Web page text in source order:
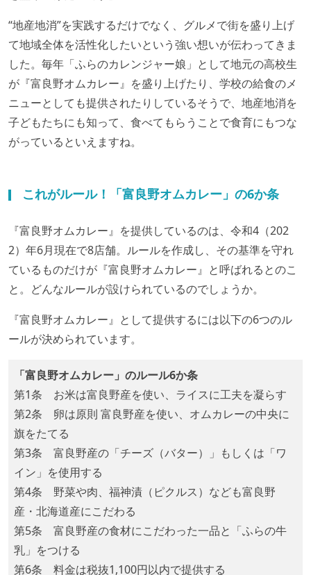
“地産地消”を実践するだけでなく、グルメで街を盛り上げ
て地域全体を活性化したいという強い想いが伝わってきま
した。毎年「ふらのカレンジャー娘」として地元の高校生
が『富良野オムカレー』を盛り上げたり、学校の給食のメ
ニューとしても提供されたりしているそうで、地産地消を
子どもたちにも知って、食べてもらうことで食育にもつな
がっているといえますね。
これがルール！「富良野オムカレー」の6か条
『富良野オムカレー』を提供しているのは、令和4（202
2）年6月現在で8店舗。ルールを作成し、その基準を守れ
ているものだけが『富良野オムカレー』と呼ばれるとのこ
と。どんなルールが設けられているのでしょうか。
『富良野オムカレー』として提供するには以下の6つのル
ールが決められています。
「富良野オムカレー」のルール6か条
第1条 お米は富良野産を使い、ライスに工夫を凝らす
第2条 卵は原則 富良野産を使い、オムカレーの中央に
旗をたてる
第3条 富良野産の「チーズ（バター）」もしくは「ワ
イン」を使用する
第4条 野菜や肉、福神漬（ピクルス）なども富良野
産・北海道産にこだわる
第5条 富良野産の食材にこだわった一品と「ふらの牛
乳」をつける
第6条 料金は税抜1,100円以内で提供する